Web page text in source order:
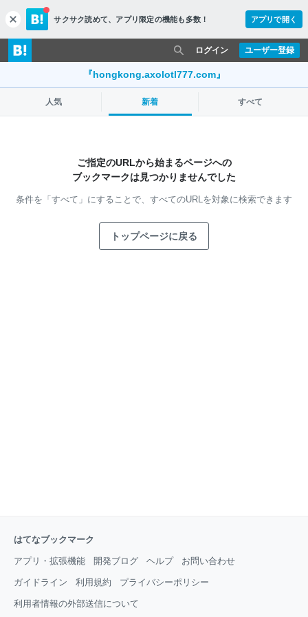
c
l
o
s
サクサク読めて、 アプリ限定の機能も多数！ アプリで開く
ユーザー登録
ログイン
『hongkong.axolotl777.com』
人気 新着 すべて
ご指定のURLから始まるページへの
ブックマークは見つかりませんでした
条件を「すべて」にすることで、 すべてのURLを対象に検索できます
トップページに戻る
はてなブックマーク
アプリ・拡張機能 開発ブログ ヘルプ お問い合わせ
ガイドライン 利用規約 プライバシーポリシー
利用者情報の外部送信について